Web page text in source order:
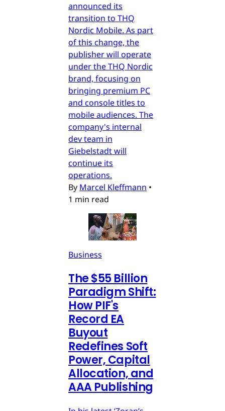
announced its
transition to THQ
Nordic Mobile. As part
of this change, the
publisher will operate
under the THQ Nordic
brand, focusing on
bringing premium PC
and console titles to
mobile audiences. The
company's internal
dev team in
Giebelstadt will
continue its
operations.
By Marcel Kleffmann •
1 min read
Business
The $55 Billion
Paradigm Shift:
How PIF's
Record EA
Buyout
Redefines Soft
Power, Capital
Allocation, and
AAA Publishing